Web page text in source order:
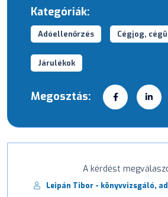
Kategóriák:
Adóellenőrzés Cégjog,
Járulékok
Megosztás:
A kérdést
Leipán Tibor - könyvvizsgáló,